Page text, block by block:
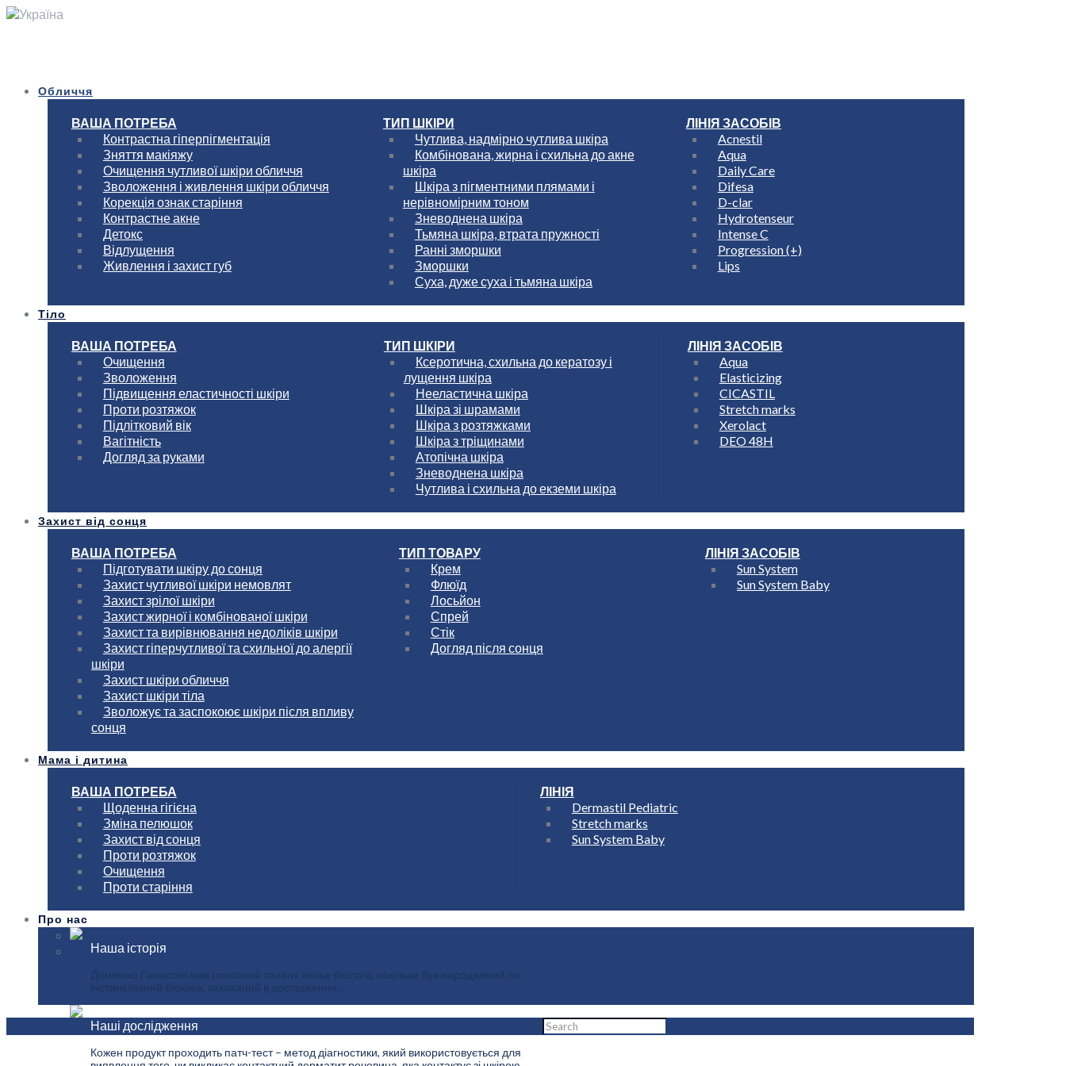
Україна
Обличчя
ВАША ПОТРЕБА
Контрастна гіперпігментація
Зняття макіяжу
Очищення чутливої шкіри обличчя
Зволоження і живлення шкіри обличчя
Корекція ознак старіння
Контрастне акне
Детокс
Відлущення
Живлення і захист губ
ТИП ШКІРИ
Чутлива, надмірно чутлива шкіра
Комбінована, жирна і схильна до акне
шкіра
Шкіра з пігментними плямами і
нерівномірним тоном
Зневоднена шкіра
Тьмяна шкіра, втрата пружності
Ранні зморшки
Зморшки
Суха, дуже суха і тьмяна шкіра
ЛІНІЯ ЗАСОБІВ
Acnestil
Aqua
Daily Care
Difesa
D-clar
Hydrotenseur
Intense C
Progression (+)
Lips
Тіло
ВАША ПОТРЕБА
Очищення
Зволоження
Підвищення еластичності шкіри
Проти розтяжок
Підлітковий вік
Вагітність
Догляд за руками
ТИП ШКІРИ
Ксеротична, схильна до кератозу і
лущення шкіра
Нееластична шкіра
Шкіра зі шрамами
Шкіра з розтяжками
Шкіра з тріщинами
Атопічна шкіра
Зневоднена шкіра
Чутлива і схильна до екземи шкіра
ЛІНІЯ ЗАСОБІВ
Aqua
Elasticizing
CICASTIL
Stretch marks
Xerolact
DEO 48H
Захист від сонця
ВАША ПОТРЕБА
Підготувати шкіру до сонця
Захист чутливої шкіри немовлят
Захист зрілої шкіри
Захист жирної і комбінованої шкіри
Захист та вирівнювання недоліків шкіри
Захист гіперчутливої та схильної до алергії
шкіри
Захист шкіри обличчя
Захист шкіри тіла
Зволожує та заспокоює шкіри після впливу
сонця
ТИП ТОВАРУ
Крем
Флюїд
Лосьйон
Спрей
Стік
Догляд після сонця
ЛІНІЯ ЗАСОБІВ
Sun System
Sun System Baby
Мама і дитина
ВАША ПОТРЕБА
Щоденна гігієна
Зміна пелюшок
Захист від сонця
Проти розтяжок
Очищення
Проти старіння
ЛІНІЯ
Dermastil Pediatric
Stretch marks
Sun System Baby
Про нас
Наша історія
Доменіко Ганассіні мав основний талант хіміка-біолога, оскільки був народжений як
інстинктивний біохімік, закоханий в дослідження…
Наші дослідження
Кожен продукт проходить патч-тест – метод діагностики, який використовується для